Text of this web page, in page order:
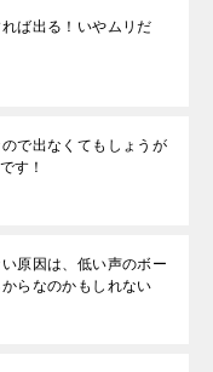
ば出る！いやムリだ
で出なくてもしょうが
す！
原因は、低い声のボー
らなのかもしれない